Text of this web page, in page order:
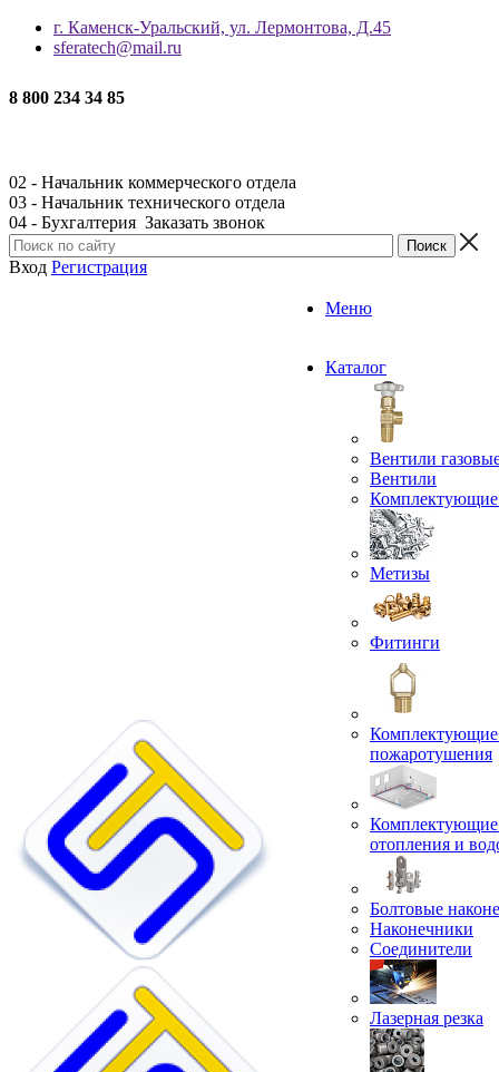
г. Каменск-Уральский, ул. Лермонтова, Д.45
sferatech@mail.ru
8 800 234 34 85
02 - Начальник коммерческого отдела
03 - Начальник технического отдела
04 - Бухгалтерия Заказать звонок
Вход Регистрация
Меню
Каталог
Вентили
Вентили
Комплектующие
Метизы
Фитинги
Комплектующие
пожаротушения
Комплектующие
отопления и
Болтовые
Наконечники
Соединители
Лазерная резка